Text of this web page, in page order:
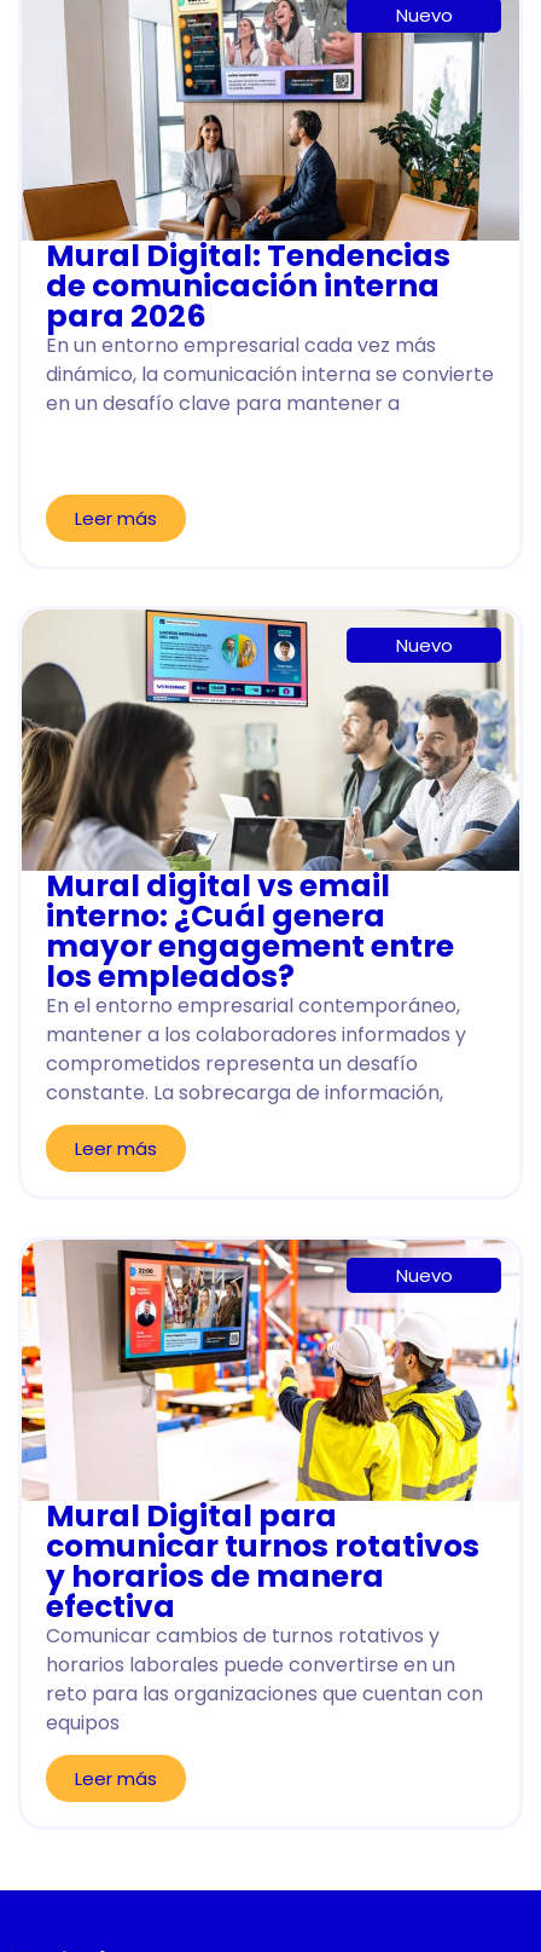
Nuevo
Mural Digital: Tendencias
de comunicación interna
para 2026
En un entorno empresarial cada vez más
dinámico, la comunicación interna se convierte
en un desafío clave para mantener a
Leer más
Nuevo
Mural digital vs email
interno: ¿Cuál genera
mayor engagement entre
los empleados?
En el entorno empresarial contemporáneo,
mantener a los colaboradores informados y
comprometidos representa un desafío
constante. La sobrecarga de información,
Leer más
Nuevo
Mural Digital para
comunicar turnos rotativos
y horarios de manera
efectiva
Comunicar cambios de turnos rotativos y
horarios laborales puede convertirse en un
reto para las organizaciones que cuentan con
equipos
Leer más